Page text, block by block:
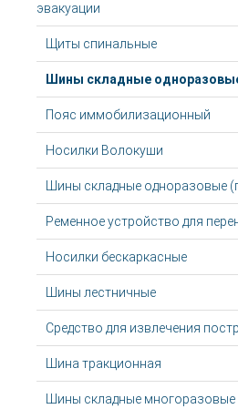
эвакуации
Щиты спинальные
Шины складные
Пояс иммобилизационный
Носилки Волокуши
Шины складные одноразовые
Ременное устройство для
Носилки бескаркасные
Шины лестничные
Средство для извлечения
Шина тракционная
Шины складные многоразовые